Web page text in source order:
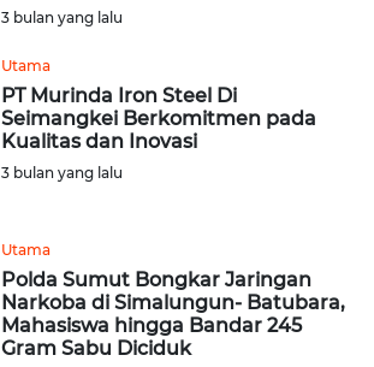
3 bulan yang lalu
Utama
PT Murinda Iron Steel Di
Seimangkei Berkomitmen pada
Kualitas dan Inovasi
3 bulan yang lalu
Utama
Polda Sumut Bongkar Jaringan
Narkoba di Simalungun- Batubara,
Mahasiswa hingga Bandar 245
Gram Sabu Diciduk